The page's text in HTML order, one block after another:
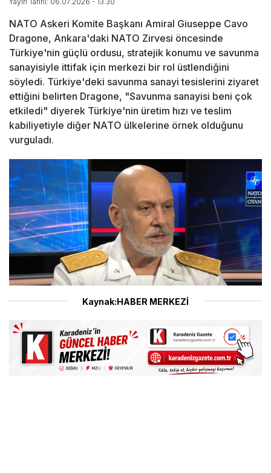
NATO Askeri Komite Başkanı Amiral Giuseppe Cavo
Dragone, Ankara'daki NATO Zirvesi öncesinde
Türkiye'nin güçlü ordusu, stratejik konumu ve savunma
sanayisiyle ittifak için merkezi bir rol üstlendiğini
söyledi. Türkiye'deki savunma sanayi tesislerini ziyaret
ettiğini belirten Dragone, "Savunma sanayisi beni çok
etkiledi" diyerek Türkiye'nin üretim hızı ve teslim
kabiliyetiyle diğer NATO ülkelerine örnek olduğunu
vurguladı.
Kaynak:HABER MERKEZİ